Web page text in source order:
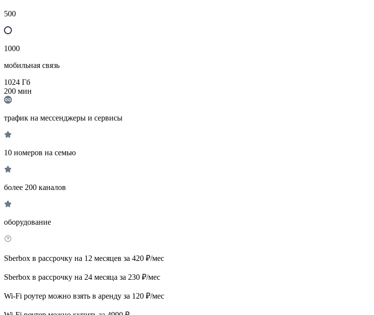
500
1000
мобильная связь
1024 Гб
200 мин
трафик на мессенджеры и сервисы
10 номеров на семью
более 200 каналов
оборудование
Sberbox в рассрочку на 12 месяцев за 420 ₽/мес
Sberbox в рассрочку на 24 месяца за 230 ₽/мес
Wi-Fi роутер можно взять в аренду за 120 ₽/мес